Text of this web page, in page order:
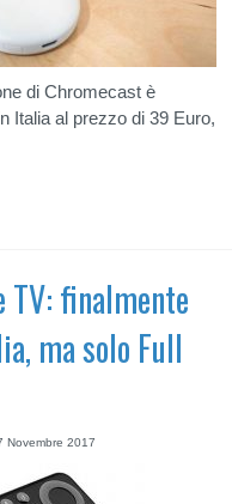
di Chromecast è
Italia al prezzo di 39 Euro,
TV: finalmente
ma solo Full
Novembre 2017